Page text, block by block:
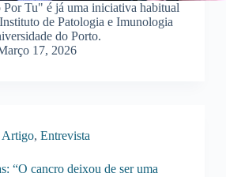
Por Tu" é já uma iniciativa habitual
de Patologia e Imunologia
do Porto.
17, 2026
Artigo, Entrevista
“O cancro deixou de ser uma